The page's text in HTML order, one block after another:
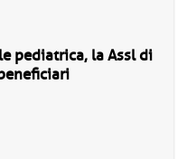
pediatrica, la Assl di